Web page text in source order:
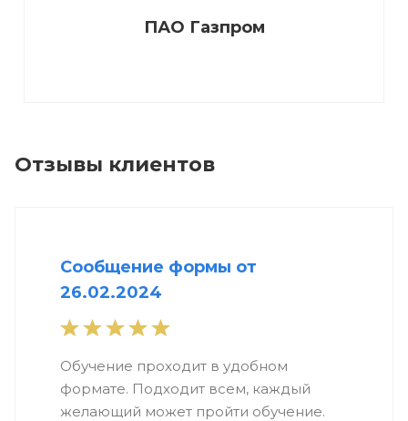
ПАО Газпром
Отзывы клиентов
Сообщение формы от
26.02.2024
Обучение проходит в удобном
формате. Подходит всем, каждый
желающий может пройти обучение.